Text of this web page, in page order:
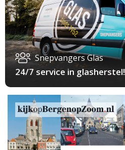
Snepvangers Glas
24/7 service in glasherstel!